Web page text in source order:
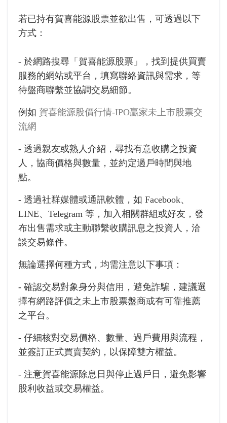
若已持有賀喜能源股票並欲出售，可透過以下
方式：
- 於網路搜尋「賀喜能源股票」，找到提供買賣
服務的網站或平台，填寫聯絡資訊與需求，等
待盤商聯繫並協調交易細節。
例如 賀喜能源股價行情-IPO贏家未上市股票交
流網
- 透過親友或熟人介紹，尋找有意收購之投資
人，協商價格與數量，並約定過戶時間與地
點。
- 透過社群媒體或通訊軟體，如 Facebook、
LINE、Telegram 等，加入相關群組或好友，發
布出售需求或主動聯繫收購訊息之投資人，洽
談交易條件。
無論選擇何種方式，均需注意以下事項：
- 確認交易對象身分與信用，避免詐騙，建議選
擇有網路評價之未上市股票盤商或有可靠推薦
之平台。
- 仔細核對交易價格、數量、過戶費用與流程，
並簽訂正式買賣契約，以保障雙方權益。
- 注意賀喜能源除息日與停止過戶日，避免影響
股利收益或交易權益。